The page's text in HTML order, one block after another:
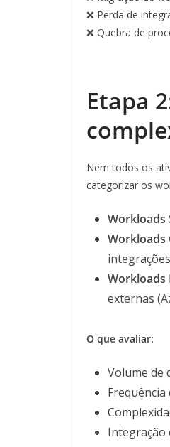
❌ Perda de
❌ Quebra de
Etapa
Nem todos os
categorizar os
Workloads
Workloads
Workloads
externas
O que avaliar:
Volume de
Frequência
Integração